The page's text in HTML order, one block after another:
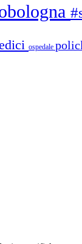
ospedale